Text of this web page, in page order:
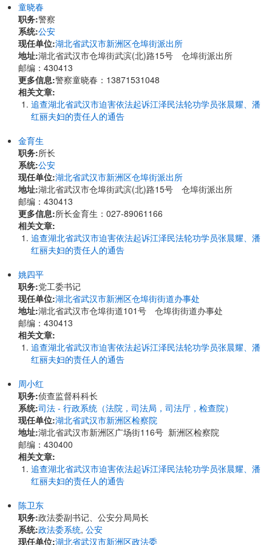
童晓春
职务:警察
系统:公安
现任单位:湖北省武汉市新洲区仓埠街派出所
地址:​湖北省武汉市仓埠街武滨(北)路15号 仓埠街派出所
邮编：430413
更多信息:警察童晓春：13871531048
相关文章:
追查湖北省武汉市迫害依法起诉江泽民法轮功学员张晨耀、潘
红丽夫妇的责任人的通告
金育生
职务:所长
系统:公安
现任单位:湖北省武汉市新洲区仓埠街派出所
地址:​湖北省武汉市仓埠街武滨(北)路15号 仓埠街派出所
邮编：430413
更多信息:所长金育生：027-89061166
相关文章:
追查湖北省武汉市迫害依法起诉江泽民法轮功学员张晨耀、潘
红丽夫妇的责任人的通告
姚四平
职务:党工委书记
现任单位:湖北省武汉市新洲区仓埠街街道办事处
地址:​湖北省武汉市仓埠街道101号 仓埠街街道办事处
邮编：430413
相关文章:
追查湖北省武汉市迫害依法起诉江泽民法轮功学员张晨耀、潘
红丽夫妇的责任人的通告
周小红
职务:侦查监督科科长
系统:司法 - 行政系统（法院，司法局，司法厅，检查院）
现任单位:湖北省武汉市新洲区检察院
地址:​湖北省武汉市新洲区广场街116号 新洲区检察院
邮编：430400
相关文章:
追查湖北省武汉市迫害依法起诉江泽民法轮功学员张晨耀、潘
红丽夫妇的责任人的通告
陈卫东
职务:政法委副书记、公安分局局长
系统:政法委系统, 公安
现任单位:湖北省武汉市新洲区政法委